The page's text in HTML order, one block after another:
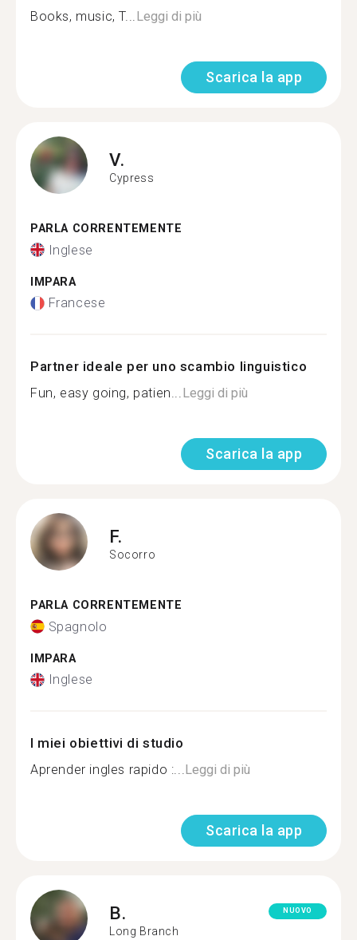
Books, music, T...Leggi di più
Scarica la app
V.
Cypress
PARLA CORRENTEMENTE
Inglese
IMPARA
Francese
Partner ideale per uno scambio linguistico
Fun, easy going, patien...Leggi di più
Scarica la app
F.
Socorro
PARLA CORRENTEMENTE
Spagnolo
IMPARA
Inglese
I miei obiettivi di studio
Aprender ingles rapido :...Leggi di più
Scarica la app
B.
Long Branch
NUOVO